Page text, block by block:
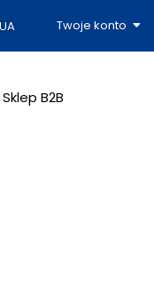
Twoje konto
Sklep B2B